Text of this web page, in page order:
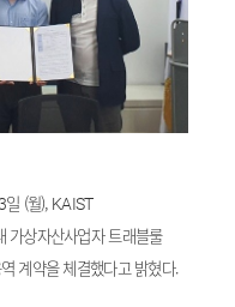
(월), KAIST
가상자산사업자 트래블룰
계약을 체결했다고 밝혔다.